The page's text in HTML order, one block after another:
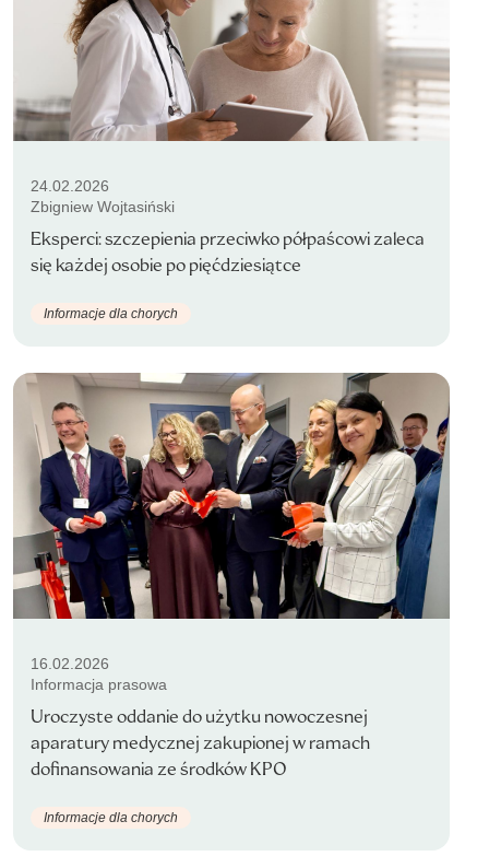
24.02.2026
Zbigniew Wojtasiński
Eksperci: szczepienia przeciwko półpaścowi zaleca
się każdej osobie po pięćdziesiątce
Informacje dla chorych
16.02.2026
Informacja prasowa
Uroczyste oddanie do użytku nowoczesnej
aparatury medycznej zakupionej w ramach
dofinansowania ze środków KPO
Informacje dla chorych